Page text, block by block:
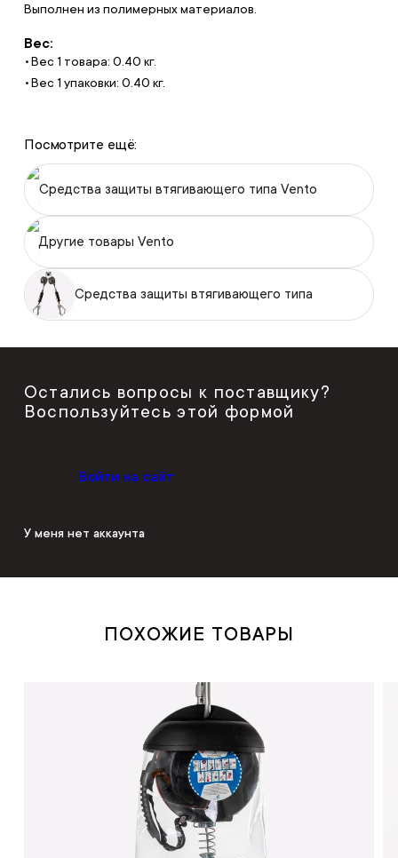
Выполнен из полимерных материалов.
Вес:
Вес 1 товара: 0.40 кг.
Вес 1 упаковки: 0.40 кг.
Посмотрите ещё:
Средства защиты втягивающего типа Vento
Другие товары Vento
Средства защиты втягивающего типа
Остались вопросы к поставщику?
Воспользуйтесь этой формой
Войти на сайт
У меня нет аккаунта
ПОХОЖИЕ ТОВАРЫ